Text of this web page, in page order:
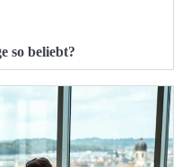
so beliebt?